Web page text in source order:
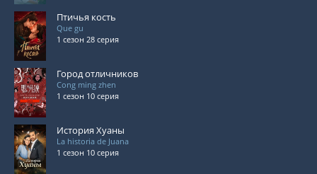
Птичья кость
Que gu
1 сезон 28 серия
Город отличников
Cong ming zhen
1 сезон 10 серия
История Хуаны
La historia de Juana
1 сезон 10 серия